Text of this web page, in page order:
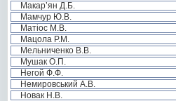
Макар’ян Д.Б.
Мамчур Ю.В.
Матіос М.В.
Мацола Р.М.
Мельниченко В.В.
Мушак О.П.
Негой Ф.Ф.
Немировський А.В.
Новак Н.В.